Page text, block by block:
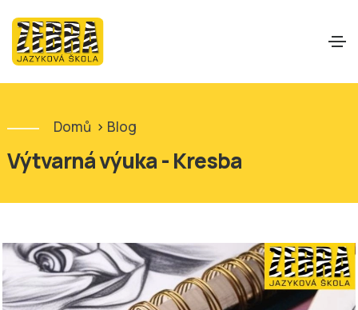
Domů > Blog
Výtvarná výuka - Kresba